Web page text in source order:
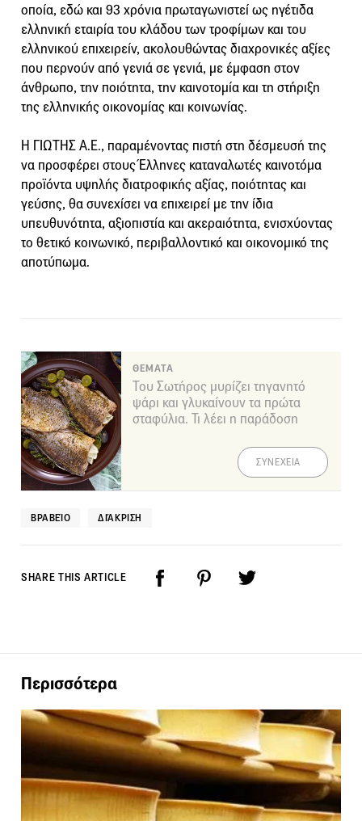
οποία, εδώ και 93 χρόνια πρωταγωνιστεί ως ηγέτιδα
ελληνική εταιρία του κλάδου των τροφίμων και του
ελληνικού επιχειρείν, ακολουθώντας διαχρονικές αξίες
που περνούν από γενιά σε γενιά, με έμφαση στον
άνθρωπο, την ποιότητα, την καινοτομία και τη στήριξη
της ελληνικής οικονομίας και κοινωνίας.
Η ΓΙΩΤΗΣ Α.Ε., παραμένοντας πιστή στη δέσμευσή της
να προσφέρει στους Έλληνες καταναλωτές καινοτόμα
προϊόντα υψηλής διατροφικής αξίας, ποιότητας και
γεύσης, θα συνεχίσει να επιχειρεί με την ίδια
υπευθυνότητα, αξιοπιστία και ακεραιότητα, ενισχύοντας
το θετικό κοινωνικό, περιβαλλοντικό και οικονομικό της
αποτύπωμα.
ΘΕΜΑΤΑ
Του Σωτήρος μυρίζει τηγανητό
ψάρι και γλυκαίνουν τα πρώτα
σταφύλια. Τι λέει η παράδοση
ΣΥΝΕΧΕΙΑ
ΒΡΑΒΕΊΟ ΔΙΆΚΡΙΣΗ
SHARE THIS ARTICLE
Περισσότερα